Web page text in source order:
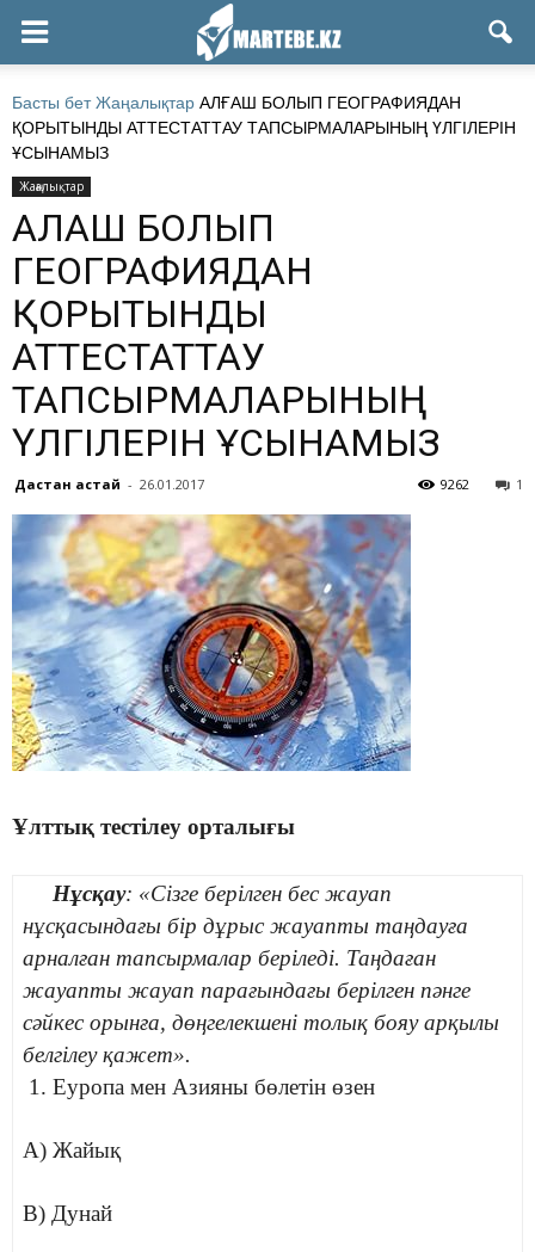
Басты бет Жаңалықтар АЛҒАШ БОЛЫП ГЕОГРАФИЯДАН
ҚОРЫТЫНДЫ АТТЕСТАТТАУ ТАПСЫРМАЛАРЫНЫҢ ҮЛГІЛЕРІН
ҰСЫНАМЫЗ
Жаңалықтар
АЛҒАШ БОЛЫП
ГЕОГРАФИЯДАН
ҚОРЫТЫНДЫ
АТТЕСТАТТАУ
ТАПСЫРМАЛАРЫНЫҢ
ҮЛГІЛЕРІН ҰСЫНАМЫЗ
Дастан Қастай - 26.01.2017 1
9262
Ұлттық тестілеу орталығы
Нұсқау: «Сізге берілген бес жауап
нұсқасындағы бір дұрыс жауапты таңдауға
арналған тапсырмалар беріледі. Таңдаған
жауапты жауап парағындағы берілген пәнге
сәйкес орынға, дөңгелекшені толық бояу арқылы
белгілеу қажет».
1. Еуропа мен Азияны бөлетін өзен
A) Жайық
B) Дунай